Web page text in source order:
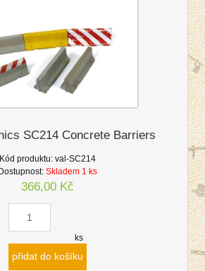
SC214 Concrete Barriers
Kód produktu: val-SC214
Skladem 1 ks
366,00 Kč
ks
přidat do košíku